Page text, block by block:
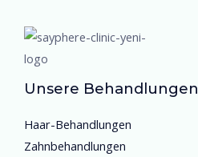
Unsere Behandlungen
Haar-Behandlungen
Zahnbehandlungen